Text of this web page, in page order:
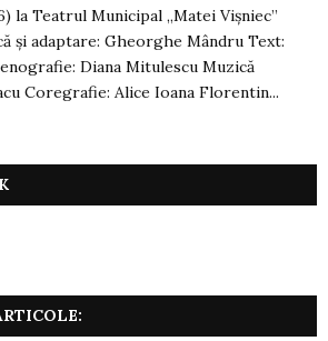
la Teatrul Municipal „Matei Vișniec”
și adaptare: Gheorghe Mândru Text:
Diana Mitulescu Muzică
Coregrafie: Alice Ioana Florentin...